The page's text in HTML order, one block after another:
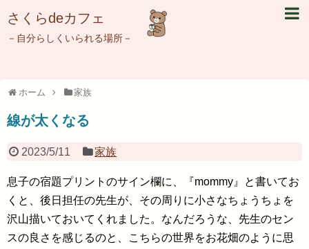
さくらdeカフェ
－自分らしくいられる場所－
ホーム 家族
線が太くなる
2023/5/11 家族
息子の宿題プリントのサイン欄に、『mommy』と書いてお
くと、後日担任の先生が、その周りに小さなちょうちょを
沢山描いておいてくれました。なんだろうな、先生のセン
スの良さを感じるのと、こちらの世界をお花畑のように思